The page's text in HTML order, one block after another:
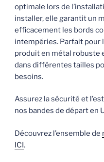
optimale lors de
installer, elle garantit un
efficacement les bords
intempéries. Parfait pour
produit en métal robuste
dans différentes tailles
besoins.
Assurez la sécurité et
nos bandes de départ en
Découvrez l’ensemble de
ICI.